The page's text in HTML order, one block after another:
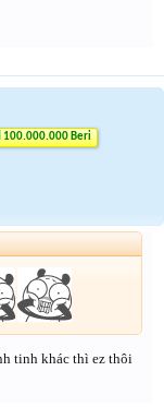
100.000.000 Beri
tinh khác thì ez thôi